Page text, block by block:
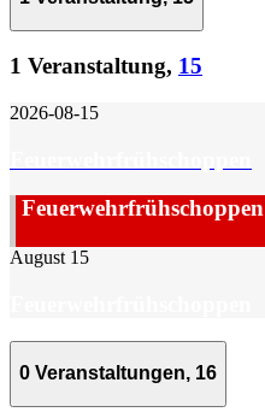
1 Veranstaltung, 15
2026-08-15
Feuerwehrfrühschoppen
August 15
0 Veranstaltungen, 16